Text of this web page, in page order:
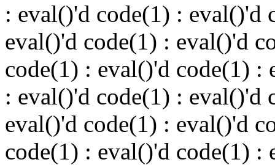
: eval()'d code(1) : eval()'d
eval()'d code(1) : eval()'d
code(1) : eval()'d code(1) :
: eval()'d code(1) : eval()'d
eval()'d code(1) : eval()'d
code(1) : eval()'d code(1) :